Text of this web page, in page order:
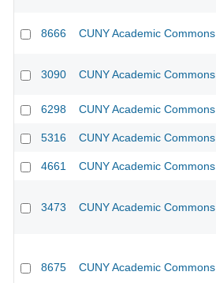
8666 CUNY Academic Commons
3090 CUNY Academic Commons
6298 CUNY Academic Commons
5316 CUNY Academic Commons
4661 CUNY Academic Commons
3473 CUNY Academic Commons
8675 CUNY Academic Commons